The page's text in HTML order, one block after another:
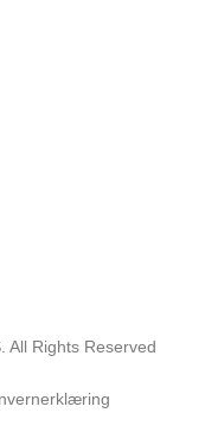
All Rights Reserved